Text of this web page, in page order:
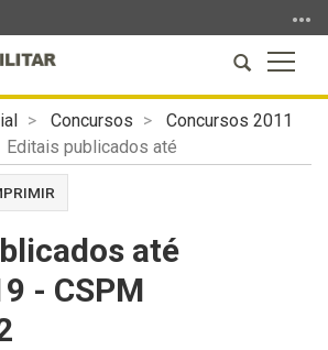
a
Abrir
a
busca
Concursos
Concursos 2011
Editais publicados até
até
- CSPM